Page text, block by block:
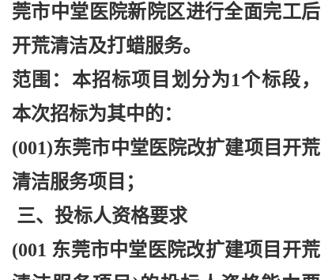
莞市中堂医院新院区进行全面完工后
开荒清洁及打蜡服务。
范围：本招标项目划分为1个标段，
本次招标为其中的：
(001)东莞市中堂医院改扩建项目开荒
清洁服务项目；
三、投标人资格要求
(001 东莞市中堂医院改扩建项目开荒